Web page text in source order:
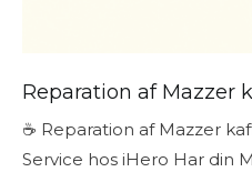
Reparation af Mazzer
☕ Reparation af Mazzer
Service hos iHero Har din